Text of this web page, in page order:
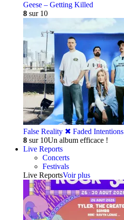
Geese – Getting Killed
8 sur 10
False Reality ✖︎ Faded Intentions
8 sur 10Un album efficace !
Live Reports
Concerts
Festivals
Live ReportsVoir plus